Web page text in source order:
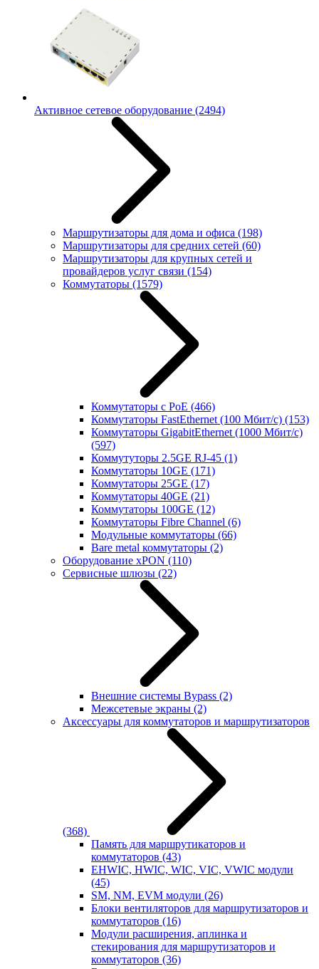
Активное сетевое оборудование (2494)
Маршрутизаторы для дома и офиса (198)
Маршрутизаторы для средних сетей (60)
Маршрутизаторы для крупных сетей и
провайдеров услуг связи (154)
Коммутаторы (1579)
Коммутаторы с PoE (466)
Коммутаторы FastEthernet (100 Мбит/с) (153)
Коммутаторы GigabitEthernet (1000 Мбит/с)
(597)
Коммутуторы 2.5GE RJ-45 (1)
Коммутаторы 10GE (171)
Коммутаторы 25GE (17)
Коммутаторы 40GE (21)
Коммутаторы 100GE (12)
Коммутаторы Fibre Channel (6)
Модульные коммутаторы (66)
Bare metal коммутаторы (2)
Оборудование xPON (110)
Сервисные шлюзы (22)
Внешние системы Bypass (2)
Межсетевые экраны (2)
Аксессуары для коммутаторов и маршрутизаторов
(368)
Память для маршрутикаторов и
коммутаторов (43)
EHWIC, HWIC, WIC, VIC, VWIC модули
(45)
SM, NM, EVM модули (26)
Блоки вентиляторов для маршрутизаторов и
коммутаторов (16)
Модули расширения, аплинка и
стекирования для маршрутизаторов и
коммутаторов (36)